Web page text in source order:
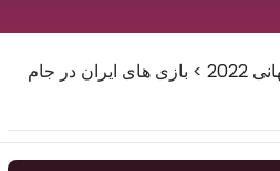
> بازی های ایران در جام